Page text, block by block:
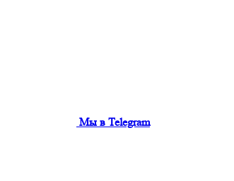
Мы в Telegram